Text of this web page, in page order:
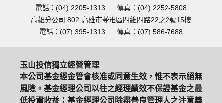
電話：(04) 2205-1313
傳真：(04) 2252-5808
高雄分公司 802 高雄市苓雅區四維四路22之2號15樓
電話：(07) 395-1313
傳真：(07) 586-7688
玉山投信獨立經營管理
本公司基金經金管會核准或同意生效，惟不表示絕無
風險。基金經理公司以往之經理績效不保證基金之最
低投資收益；基金經理公司除盡善良管理人之注意義